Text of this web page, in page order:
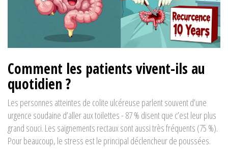
Comment les patients vivent-ils au
quotidien ?
Les personnes atteintes de colite ulcéreuse parlent souvent d’une
urgence soudaine d’aller aux toilettes - 87 % disent que c’est leur plus
grand souci. Les saignements rectaux sont aussi très fréquents (75 %).
Pour beaucoup, le stress est le principal déclencheur de poussées.